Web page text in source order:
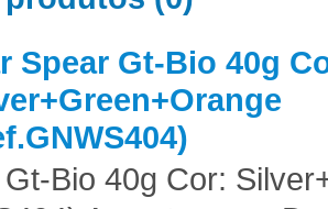
Spear Gt-Bio 40g
Bio 40g Cor: